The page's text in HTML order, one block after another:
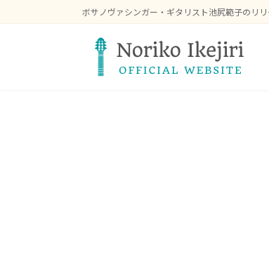
ン
ビ
ボサノヴァシンガー・ギタリスト池尻範子のリ